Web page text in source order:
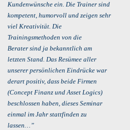
Kundenwünsche ein. Die Trainer sind
kompetent, humorvoll und zeigen sehr
viel Kreativität. Die
Trainingsmethoden von die
Berater sind ja bekanntlich am
letzten Stand. Das Resümee aller
unserer persönlichen Eindrücke war
derart positiv, dass beide Firmen
(Concept Finanz und Asset Logics)
beschlossen haben, dieses Seminar
einmal im Jahr stattfinden zu
lassen…”